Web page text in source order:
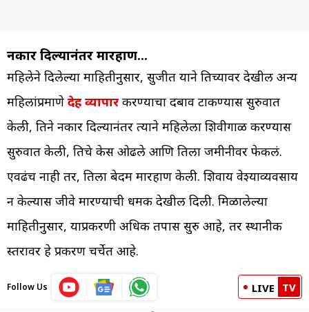
नकार दिल्यानंतर मारहाण…
महिलेने दिलेल्या माहितीनुसार, सुजीत याने तिच्यावर देखील अन्य
महिलांप्रमाणे देह व्यापार करण्याचा दबाव टाकण्यास सुरुवात
केली, तिने नकार दिल्यानंतर त्याने महिलेला शिवीगाळ करण्यास
सुरुवात केली, तिचे केस ओढले आणि तिला जमीनीवर फेकलं.
एवढंच नाही तर, तिला बेदम मारहाण केली. शिवाय वेश्याव्यवसाय
न केल्यास जीवे मारण्याची धमकी देखील दिली. मिळालेल्या
माहितीनुसार, याप्रकरणी अधिक तपास सुरु आहे, तर स्थानीक
स्तरावर हे प्रकरण चर्चेत आहे.
Follow Us LIVE TV